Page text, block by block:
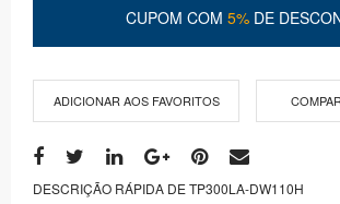
CUPOM COM 5% DE
ADICIONAR AOS FAVORITOS
DESCRIÇÃO RÁPIDA DE TP300LA-DW110H